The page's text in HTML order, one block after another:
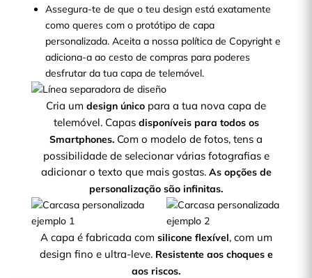
Assegura-te de que o teu design está exatamente
como queres com o protótipo de capa
personalizada. Aceita a nossa política de Copyright e
adiciona-a ao cesto de compras para poderes
desfrutar da tua capa de telemóvel.
Cria um design único para a tua nova capa de
telemóvel. Capas disponíveis para todos os
Smartphones. Com o modelo de fotos, tens a
possibilidade de selecionar várias fotografias e
adicionar o texto que mais gostas. As opções de
personalização são infinitas.
A capa é fabricada com silicone flexível, com um
design fino e ultra-leve. Resistente aos choques e
aos riscos.